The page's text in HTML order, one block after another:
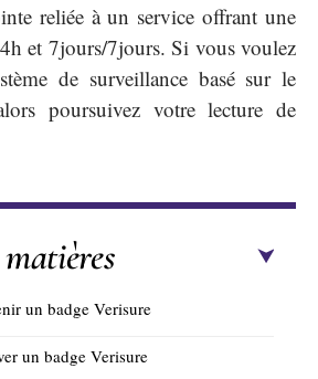
reliée à un service offrant une
et 7jours/7jours. Si vous voulez
de surveillance basé sur le
poursuivez votre lecture de
un badge Verisure
un badge Verisure